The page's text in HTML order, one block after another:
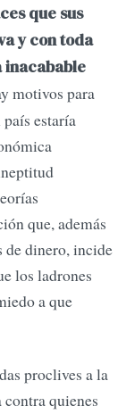
que sus
y con toda
motivos para
estaría
que, además
de dinero, incide
los ladrones
a que
proclives a la
quienes